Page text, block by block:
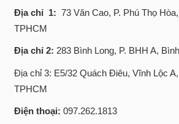
Địa chỉ 1: 73 Văn Cao, P. Phú Thọ
TPHCM
Địa chỉ 2: 283 Bình Long, P. BHH A,
Địa chỉ 3: E5/32 Quách Điêu, Vĩnh Lộc
TPHCM
Điện thoại: 097.262.1813